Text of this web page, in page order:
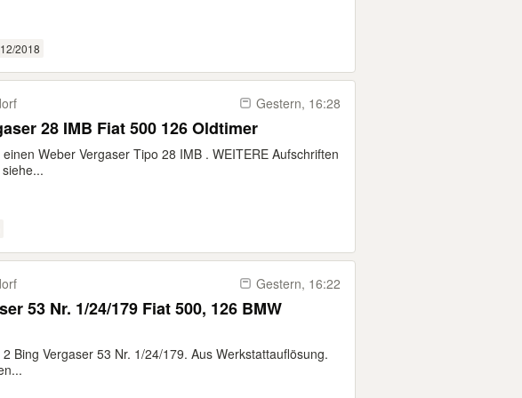
2018
Gestern, 16:28
28 IMB Fiat 500 126 Oldtimer
Weber Vergaser Tipo 28 IMB . WEITERE Aufschriften
Gestern, 16:22
53 Nr. 1/24/179 Fiat 500, 126 BMW
Bing Vergaser 53 Nr. 1/24/179. Aus Werkstattauflösung.